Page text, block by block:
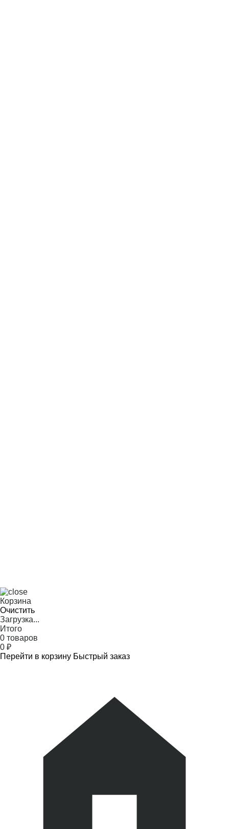
Корзина
Очистить
Загрузка...
Итого
0 товаров
0 ₽
Перейти в корзину Быстрый заказ